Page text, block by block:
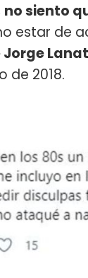
no siento
estar de
Jorge
de 2018.